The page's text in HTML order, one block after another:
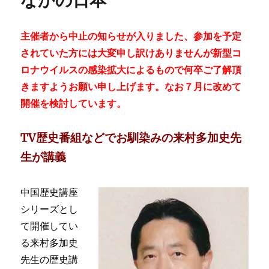
主催者から中止の知らせが入りました、参加を予定
されていた方には大変申し訳けありませんが新型コ
ロナウイルスの感染拡大によるもので何卒ご了解頂
きますようお願い申し上げます。なお７月に改めて
開催を検討しています。
TV歴史番組などでお馴染みの来村多加史先
生が講義
中国歴史講座
シリーズとし
て開催してい
る来村多加史
先生の歴史講